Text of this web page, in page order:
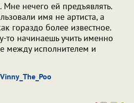
Мне нечего ей предъявлять.
имя не артиста, а
гораздо более известное.
то начинаешь учить именно
между исполнителем и
Vinny_The_Poo